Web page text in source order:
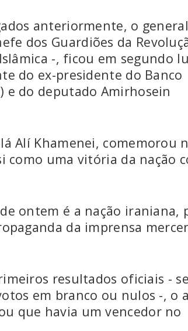
anteriormente, o general
dos Guardiões da
-, ficou em segundo
do ex-presidente do Banco
e do deputado Amirhosein
Alí Khamenei, comemorou
como uma vitória da nação
ontem é a nação iraniana,
da imprensa
resultados oficiais -
em branco ou nulos -, o
que havia um vencedor no